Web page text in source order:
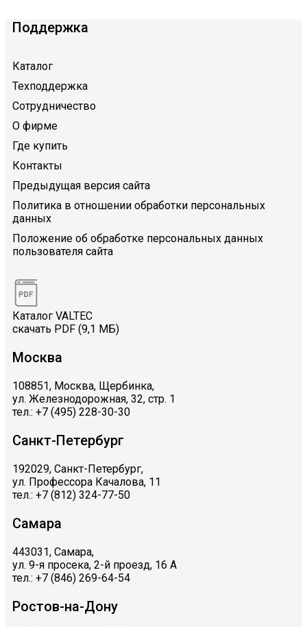
Поддержка
Каталог
Техподдержка
Сотрудничество
О фирме
Где купить
Контакты
Предыдущая версия сайта
Политика в отношении обработки персональных
данных
Положение об обработке персональных данных
пользователя сайта
Каталог VALTEC
скачать PDF (9,1 МБ)
Москва
108851, Москва, Щербинка,
ул. Железнодорожная, 32, стр. 1
тел.: +7 (495) 228-30-30
Санкт-Петербург
192029, Санкт-Петербург,
ул. Профессора Качалова, 11
тел.: +7 (812) 324-77-50
Самара
443031, Самара,
ул. 9-я просека, 2-й проезд, 16 А
тел.: +7 (846) 269-64-54
Ростов-на-Дону